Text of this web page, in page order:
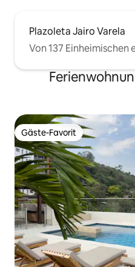
Plazoleta Jairo Varela
Von 137 Einheimischen
Gäste-Favorit
Gäste-Favorit